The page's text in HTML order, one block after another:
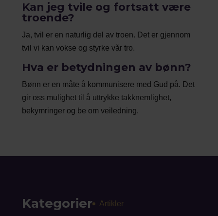
Kan jeg tvile og fortsatt være
troende?
Ja, tvil er en naturlig del av troen. Det er gjennom
tvil vi kan vokse og styrke vår tro.
Hva er betydningen av bønn?
Bønn er en måte å kommunisere med Gud på. Det
gir oss mulighet til å uttrykke takknemlighet,
bekymringer og be om veiledning.
Kategorier Artikler